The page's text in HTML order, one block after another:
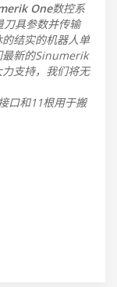
One数控系
具参数并传输
结实的机器人单
最新的Sinumerik
支持，我们将无
口和11根用于搬